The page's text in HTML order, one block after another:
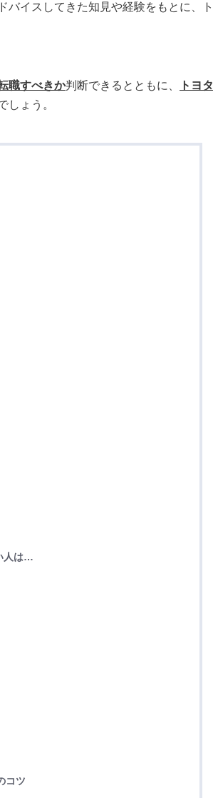
バイスしてきた知見や経験をもとに、ト
職すべきか判断できるとともに、
トヨタ
しょう。
人は…
コツ